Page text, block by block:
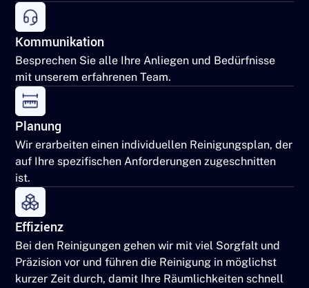
Kommunikation
Besprechen Sie alle Ihre Anliegen und Bedürfnisse
mit unserem erfahrenen Team.
Planung
Wir erarbeiten einen individuellen Reinigungsplan, der
auf Ihre spezifischen Anforderungen zugeschnitten
ist.
Effizienz
Bei den Reinigungen gehen wir mit viel Sorgfalt und
Präzision vor und führen die Reinigung in möglichst
kurzer Zeit durch, damit Ihre Räumlichkeiten schnell